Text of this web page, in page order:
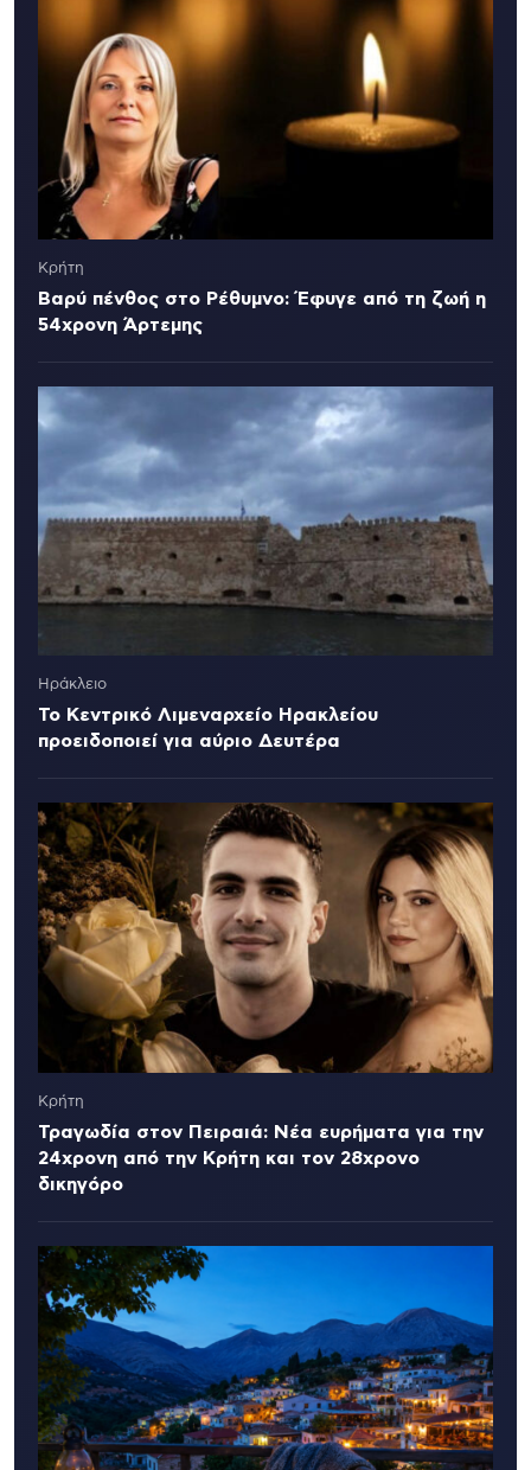
Κρήτη
Βαρύ πένθος στο Ρέθυμνο: Έφυγε από τη ζωή η
54χρονη Άρτεμης
Ηράκλειο
Το Κεντρικό Λιμεναρχείο Ηρακλείου
προειδοποιεί για αύριο Δευτέρα
Κρήτη
Τραγωδία στον Πειραιά: Νέα ευρήματα για την
24χρονη από την Κρήτη και τον 28χρονο
δικηγόρο